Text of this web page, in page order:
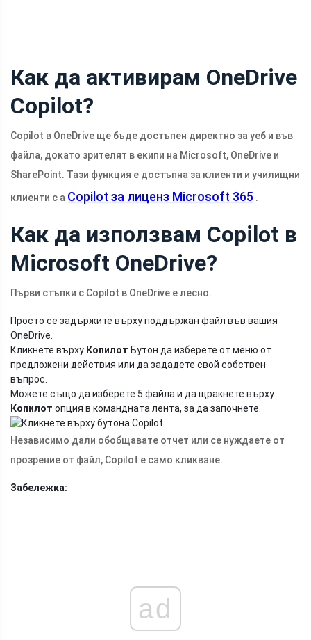
Как да активирам OneDrive
Copilot?
Copilot в OneDrive ще бъде достъпен директно за уеб и във
файла, докато зрителят в екипи на Microsoft, OneDrive и
SharePoint. Тази функция е достъпна за клиенти и училищни
клиенти с a Copilot за лиценз Microsoft 365 .
Как да използвам Copilot в
Microsoft OneDrive?
Първи стъпки с Copilot в OneDrive е лесно.
Просто се задържите върху поддържан файл във вашия
OneDrive.
Кликнете върху Копилот Бутон да изберете от меню от
предложени действия или да зададете свой собствен
въпрос.
Можете също да изберете 5 файла и да щракнете върху
Копилот опция в командната лента, за да започнете.
Независимо дали обобщавате отчет или се нуждаете от
прозрение от файл, Copilot е само кликване.
Забележка:
ad